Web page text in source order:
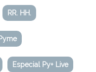
RR. HH.
Especial Py+ Live